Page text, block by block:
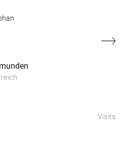
Visits